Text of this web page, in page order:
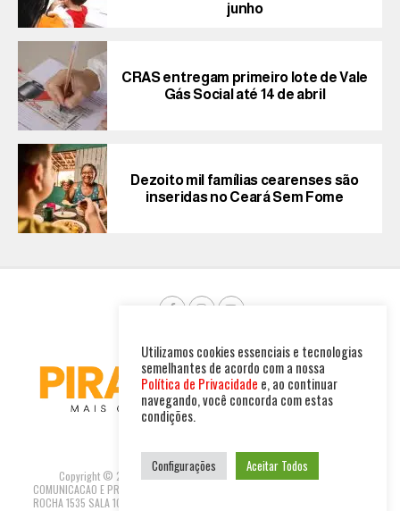
junho
CRAS entregam primeiro lote de Vale
Gás Social até 14 de abril
Dezoito mil famílias cearenses são
inseridas no Ceará Sem Fome
Copyright © 2025. Todos os direitos reservados. PIRAMBU NEWS
COMUNICACAO E PRODUTOS LTDA | CNPJ: 47.694.733/0001-37 R GUILHERME
ROCHA 1535 SALA 10 - FORTALEZA-CEARÁ REDACAO@PIRAMBUNEWS.COM.BR
Utilizamos cookies essenciais e tecnologias
semelhantes de acordo com a nossa
Política de Privacidade e, ao continuar
navegando, você concorda com estas
condições.
Configurações Aceitar Todos